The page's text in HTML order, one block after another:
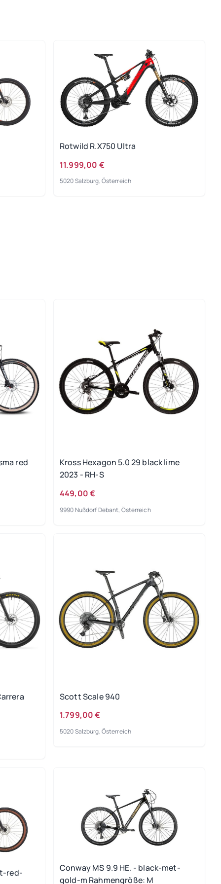
Rotwild R.X750 Ultra
11.999,00 €
5020 Salzburg, Österreich
red
Kross Hexagon 5.0 29 black lime
2023 - RH-S
449,00 €
9990 Nußdorf Debant, Österreich
Scott Scale 940
1.799,00 €
5020 Salzburg, Österreich
red-
Conway MS 9.9 HE. - black-met-
gold-m Rahmengröße: M